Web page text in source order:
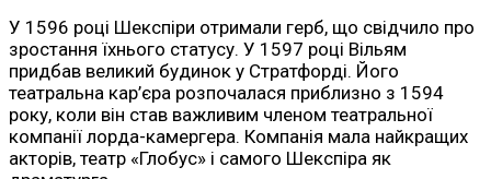
У 1596 році Шекспіри отримали герб, що свідчило про
зростання їхнього статусу. У 1597 році Вільям
придбав великий будинок у Стратфорді. Його
театральна кар’єра розпочалася приблизно з 1594
року, коли він став важливим членом театральної
компанії лорда-камергера. Компанія мала найкращих
акторів, театр «Глобус» і самого Шекспіра як